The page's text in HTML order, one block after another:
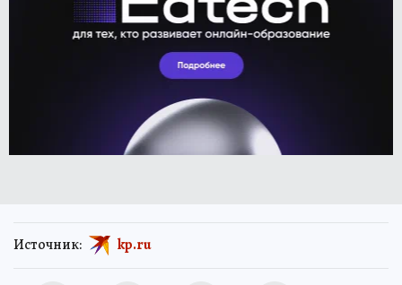
Источник: kp.ru